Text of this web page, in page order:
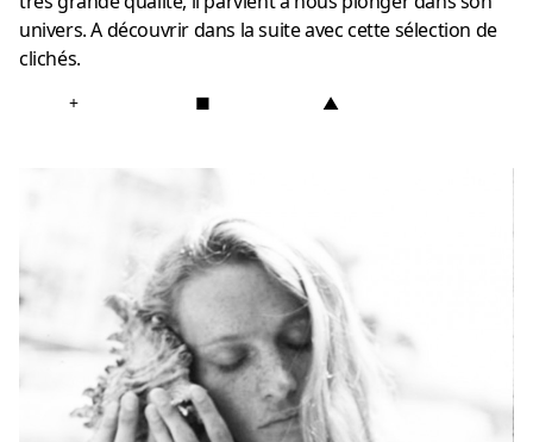
univers. A découvrir dans la suite avec cette sélection de
clichés.
+ ■ ▲